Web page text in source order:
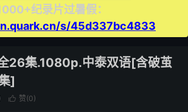
纪录片过暑假：
s/45d337bc4833
26集.1080p.中泰双语[含破茧
]
 赞(0)